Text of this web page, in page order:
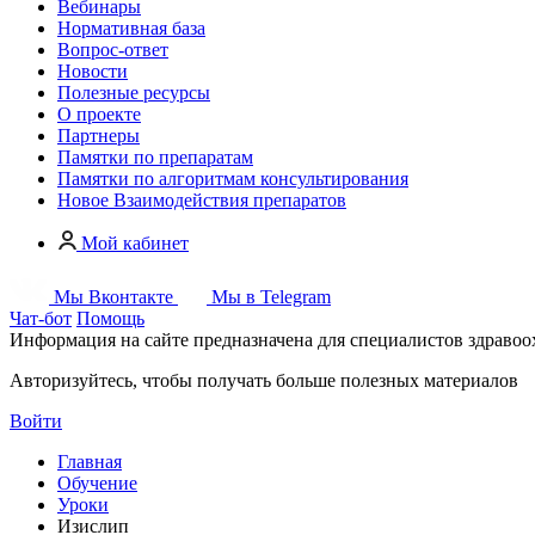
Вебинары
Нормативная база
Вопрос-ответ
Новости
Полезные ресурсы
О проекте
Партнеры
Памятки по препаратам
Памятки по алгоритмам консультирования
Новое Взаимодействия препаратов
Мой кабинет
Мы Вконтакте
Мы в Telegram
Чат-бот Помощь
Информация на сайте предназначена для специалистов
Авторизуйтесь, чтобы получать больше полезных материалов
Войти
Главная
Обучение
Уроки
Изислип